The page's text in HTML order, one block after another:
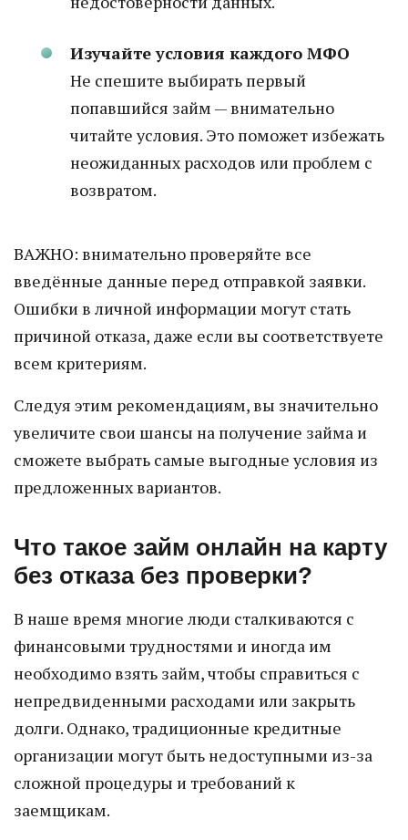
Изучайте условия каждого МФО
Не спешите выбирать первый
попавшийся займ — внимательно
читайте условия. Это поможет избежать
неожиданных расходов или проблем с
возвратом.
ВАЖНО: внимательно проверяйте все
введённые данные перед отправкой заявки.
Ошибки в личной информации могут стать
причиной отказа, даже если вы соответствуете
всем критериям.
Следуя этим рекомендациям, вы значительно
увеличите свои шансы на получение займа и
сможете выбрать самые выгодные условия из
предложенных вариантов.
Что такое займ онлайн на карту
без отказа без проверки?
В наше время многие люди сталкиваются с
финансовыми трудностями и иногда им
необходимо взять займ, чтобы справиться с
непредвиденными расходами или закрыть
долги. Однако, традиционные кредитные
организации могут быть недоступными из-за
сложной процедуры и требований к
заемщикам.